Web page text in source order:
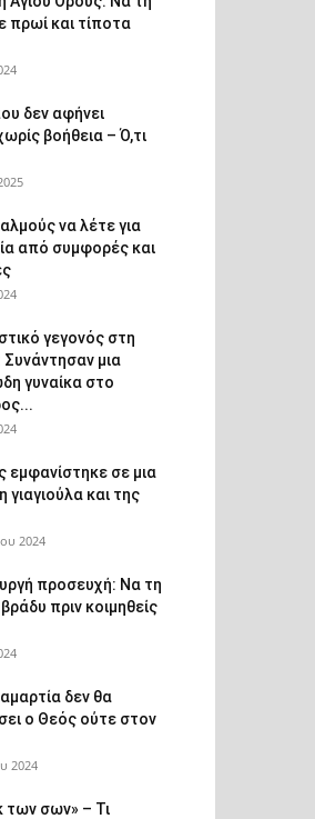
πρωί και τίποτα
δεν αφήνει
βοήθεια – Ό,τι
να λέτε για
από συμφορές και
γεγονός στη
μια
γυναίκα στο
εμφανίστηκε σε μια
γιαγιούλα και της
2024
προσευχή: Να τη
πριν κοιμηθείς
δεν θα
ο Θεός ούτε στον
2024
των σων» – Τι